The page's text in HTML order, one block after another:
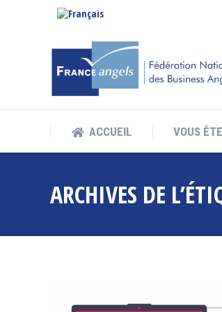
ACCUEIL VOUS
ARCHIVES DE
ACCUEIL